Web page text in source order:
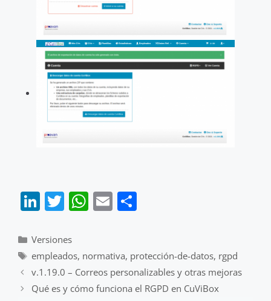
Li
k
e
dI
T
itt
er
W
s
A
E
l e
Categorías
Versiones
Etiquetas
empleados, normativa, protección-de-datos, rgpd
v.1.19.0 – Correos personalizables y otras mejoras
Qué es y cómo funciona el RGPD en CuViBox